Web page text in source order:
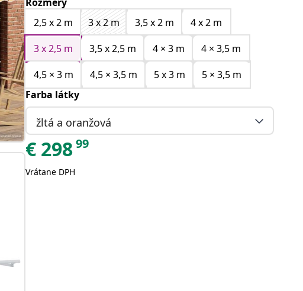
2,5 x 2 m
3 x 2 m 3,5 x 2 m
4 x 2 m
3 x 2,5 m
3,5 x 2,5 m 4 × 3 m
4 × 3,5 m
4,5 × 3 m
4,5 × 3,5 m 5 x 3 m
5 × 3,5 m
Farba látky
žltá a oranžová
€ 29899
Vrátane DPH